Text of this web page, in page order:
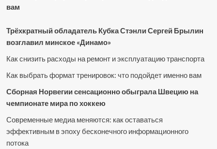
вам
Трёхкратный обладатель Кубка Стэнли Сергей Брылин
возглавил минское «Динамо»
Как снизить расходы на ремонт и эксплуатацию транспорта
Как выбрать формат тренировок: что подойдет именно вам
Сборная Норвегии сенсационно обыграла Швецию на
чемпионате мира по хоккею
Современные медиа меняются: как оставаться
эффективным в эпоху бесконечного информационного
потока